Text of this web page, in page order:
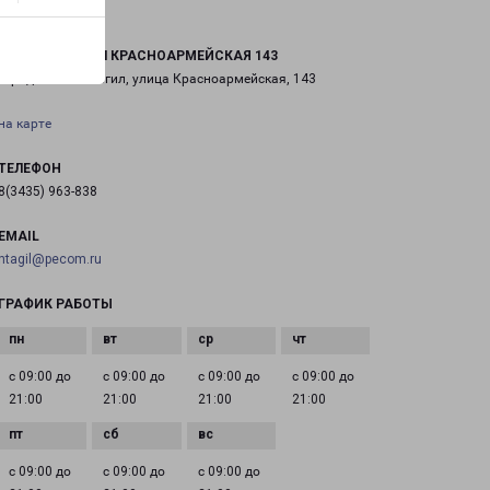
НИЖНИЙ ТАГИЛ КРАСНОАРМЕЙСКАЯ 143
город Нижний Тагил, улица Красноармейская, 143
на карте
8(3435) 963-838
EMAIL
ntagil@pecom.ru
ГРАФИК РАБОТЫ
с 09:00 до
21:00
с 09:00 до
21:00
с 09:00 до
21:00
с 09:00 до
21:00
с 09:00 до
с 09:00 до
с 09:00 до